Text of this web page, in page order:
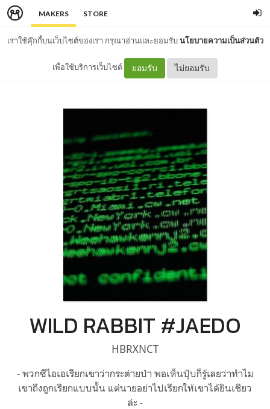
MAKERS STORE
เราใช้คุ๊กกี้บนเว็บไซต์ของเรา กรุณาอ่านและยอมรับนโยบายความเป็นส่วนตัว
เพื่อใช้บริการเว็บไซต์ ยอมรับ ไม่ยอมรับ
WILD RABBIT #JAEDO
HBRXNCT
- พวกซีไอเอเรียกเขาว่ากระต่ายป่า พอเห็นปุ้บก็รู้เลยว่าทำไม
เขาถึงถูกเรียกแบบนั้น แต่นายอย่าไปเรียกให้เขาได้ยินเชียว
ล่ะ -